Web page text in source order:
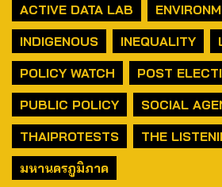
ACTIVE DATA LAB
INDIGENOUS
INEQUALITY
POLICY WATCH
POST
PUBLIC POLICY
SOCIAL
THAIPROTESTS
THE
มหานครภูมิภาค